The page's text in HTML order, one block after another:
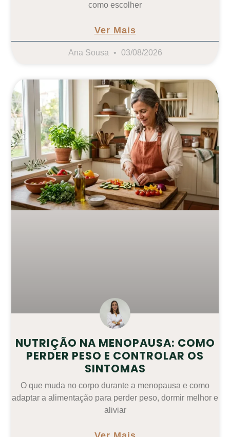
como escolher
Ver Mais
Ana Sousa 03/08/2026
NUTRIÇÃO NA MENOPAUSA: COMO
PERDER PESO E CONTROLAR OS
SINTOMAS
O que muda no corpo durante a menopausa e como
adaptar a alimentação para perder peso, dormir melhor e
aliviar